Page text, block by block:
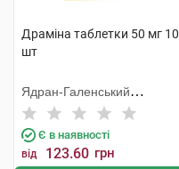
Драміна таблетки 50 мг 10
шт
Ядран-Галенський
Лабораторій
Є в наявності
від 123.60 грн